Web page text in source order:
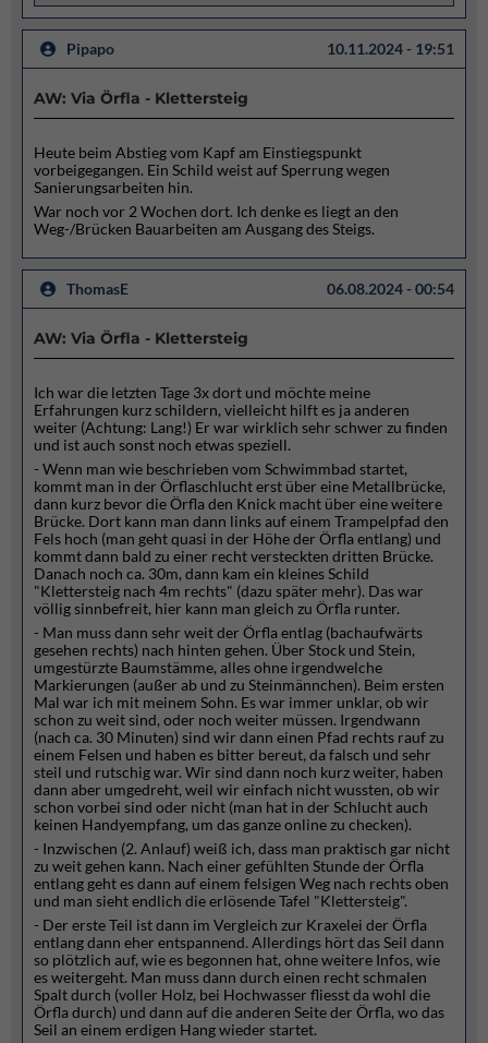
Pipapo 10.11.2024 - 19:51
AW: Via Örfla - Klettersteig
Heute beim Abstieg vom Kapf am Einstiegspunkt
vorbeigegangen. Ein Schild weist auf Sperrung wegen
Sanierungsarbeiten hin.
War noch vor 2 Wochen dort. Ich denke es liegt an den
Weg-/Brücken Bauarbeiten am Ausgang des Steigs.
ThomasE 06.08.2024 - 00:54
AW: Via Örfla - Klettersteig
Ich war die letzten Tage 3x dort und möchte meine
Erfahrungen kurz schildern, vielleicht hilft es ja anderen
weiter (Achtung: Lang!) Er war wirklich sehr schwer zu finden
und ist auch sonst noch etwas speziell.
- Wenn man wie beschrieben vom Schwimmbad startet,
kommt man in der Örflaschlucht erst über eine Metallbrücke,
dann kurz bevor die Örfla den Knick macht über eine weitere
Brücke. Dort kann man dann links auf einem Trampelpfad den
Fels hoch (man geht quasi in der Höhe der Örfla entlang) und
kommt dann bald zu einer recht versteckten dritten Brücke.
Danach noch ca. 30m, dann kam ein kleines Schild
"Klettersteig nach 4m rechts" (dazu später mehr). Das war
völlig sinnbefreit, hier kann man gleich zu Örfla runter.
- Man muss dann sehr weit der Örfla entlag (bachaufwärts
gesehen rechts) nach hinten gehen. Über Stock und Stein,
umgestürzte Baumstämme, alles ohne irgendwelche
Markierungen (außer ab und zu Steinmännchen). Beim ersten
Mal war ich mit meinem Sohn. Es war immer unklar, ob wir
schon zu weit sind, oder noch weiter müssen. Irgendwann
(nach ca. 30 Minuten) sind wir dann einen Pfad rechts rauf zu
einem Felsen und haben es bitter bereut, da falsch und sehr
steil und rutschig war. Wir sind dann noch kurz weiter, haben
dann aber umgedreht, weil wir einfach nicht wussten, ob wir
schon vorbei sind oder nicht (man hat in der Schlucht auch
keinen Handyempfang, um das ganze online zu checken).
- Inzwischen (2. Anlauf) weiß ich, dass man praktisch gar nicht
zu weit gehen kann. Nach einer gefühlten Stunde der Örfla
entlang geht es dann auf einem felsigen Weg nach rechts oben
und man sieht endlich die erlösende Tafel "Klettersteig".
- Der erste Teil ist dann im Vergleich zur Kraxelei der Örfla
entlang dann eher entspannend. Allerdings hört das Seil dann
so plötzlich auf, wie es begonnen hat, ohne weitere Infos, wie
es weitergeht. Man muss dann durch einen recht schmalen
Spalt durch (voller Holz, bei Hochwasser fliesst da wohl die
Örfla durch) und dann auf die anderen Seite der Örfla, wo das
Seil an einem erdigen Hang wieder startet.